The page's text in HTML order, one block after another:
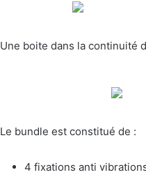
Une boite dans la continuité
Le bundle est constitué de :
4 fixations anti